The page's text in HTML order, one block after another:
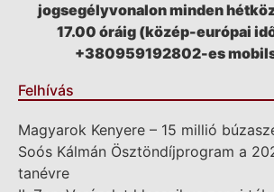
jogsegélyvonalon minden
17.00 óráig (közép-európai
+380959192802-es
Felhívás
Magyarok Kenyere – 15 millió
Soós Kálmán Ösztöndíjprogram a
tanévre